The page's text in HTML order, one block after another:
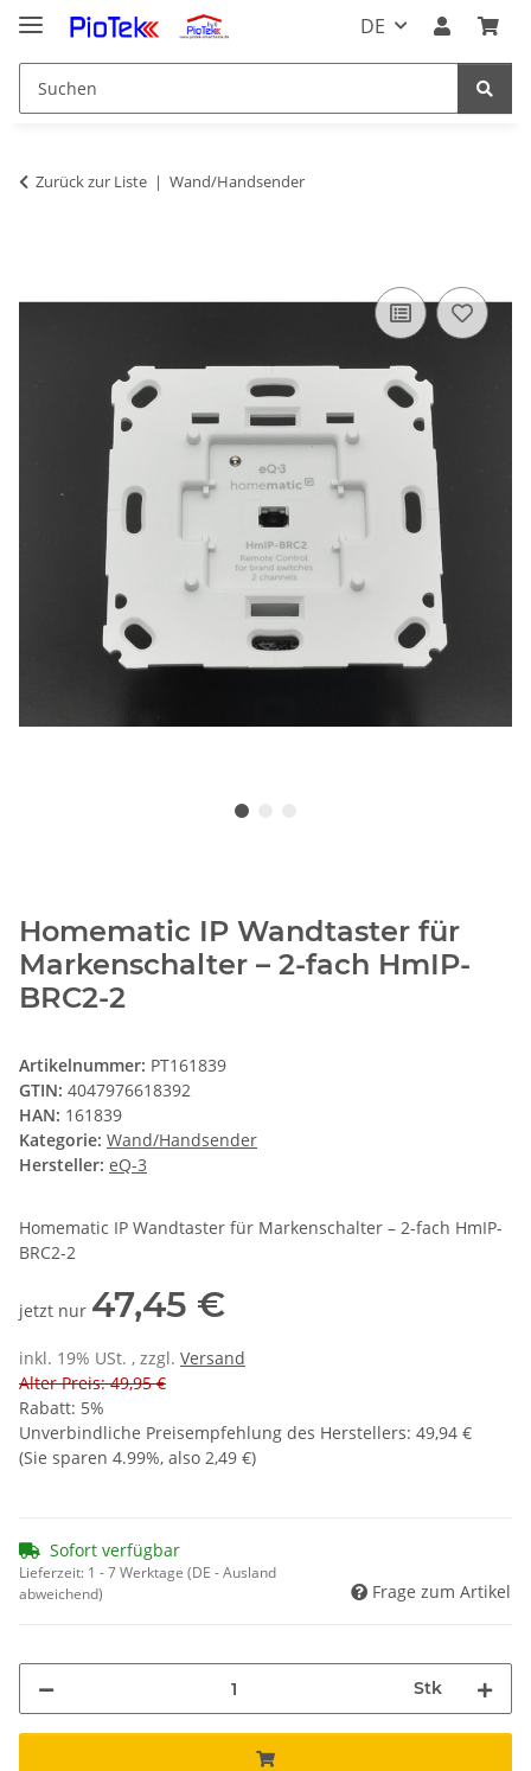
DE
Zurück zur Liste Wand/Handsender
Homematic IP Wandtaster für
Markenschalter – 2-fach HmIP-
BRC2-2
Artikelnummer: PT161839
GTIN: 4047976618392
HAN: 161839
Kategorie: Wand/Handsender
Hersteller: eQ-3
Homematic IP Wandtaster für Markenschalter – 2-fach HmIP-
BRC2-2
jetzt nur 47,45 €
inkl. 19% USt. , zzgl. Versand
Alter Preis: 49,95 €
Rabatt: 5%
Unverbindliche Preisempfehlung des Herstellers: 49,94 €
(Sie sparen 4.99%, also 2,49 €)
Sofort verfügbar
Lieferzeit: 1 - 7 Werktage (DE - Ausland
abweichend)
Frage zum Artikel
Stk